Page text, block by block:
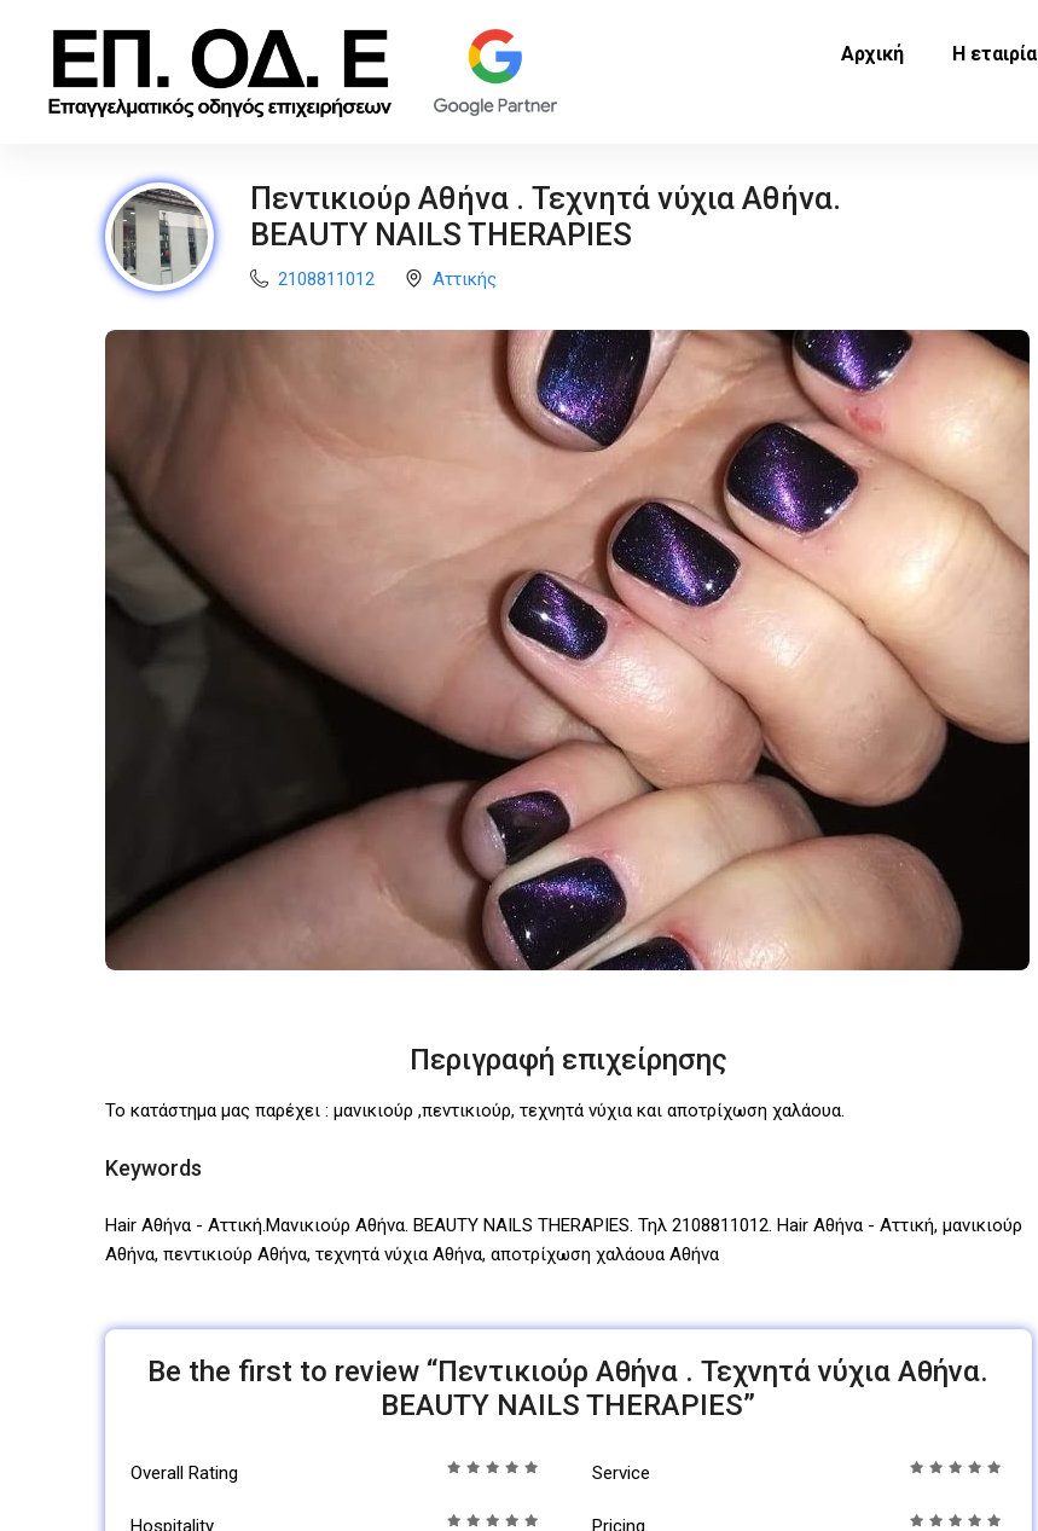
Αρχική Η εταιρία
Πεντικιούρ Αθήνα . Τεχνητά νύχια Αθήνα.
BEAUTY NAILS THERAPIES
2108811012 Αττικής
Περιγραφή επιχείρησης
Το κατάστημα μας παρέχει : μανικιούρ ,πεντικιούρ, τεχνητά νύχια και αποτρίχωση χαλάουα.
Keywords
Hair Αθήνα - Αττική.Μανικιούρ Αθήνα. BEAUTY NAILS THERAPIES. Τηλ 2108811012. Hair Αθήνα - Αττική, μανικιούρ
Αθήνα, πεντικιούρ Αθήνα, τεχνητά νύχια Αθήνα, αποτρίχωση χαλάουα Αθήνα
Be the first to review “Πεντικιούρ Αθήνα . Τεχνητά νύχια Αθήνα.
BEAUTY NAILS THERAPIES”
Overall Rating Service
Hospitality Pricing